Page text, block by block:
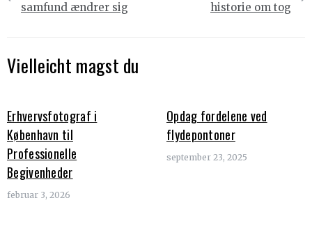
samfund ændrer sig
historie om tog
Vielleicht magst du
Erhvervsfotograf i
København til
Professionelle
Begivenheder
februar 3, 2026
Opdag fordelene ved
flydepontoner
september 23, 2025